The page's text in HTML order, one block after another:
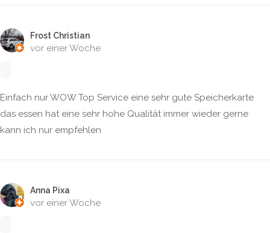
Frost Christian
vor einer Woche
Einfach nur WOW Top Service eine sehr gute Speicherkarte
das essen hat eine sehr hohe Qualität immer wieder gerne
kann ich nur empfehlen
Anna Pixa
vor einer Woche